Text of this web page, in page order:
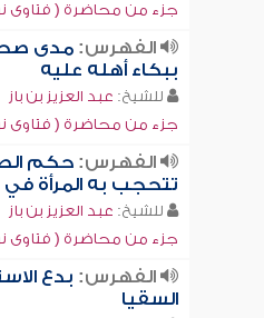
جزء من محاضرة ( فتاوى نور
الفهرس:مدى
ببكاء أهله عليه
للشيخ: عبد العزيز بن باز
جزء من محاضرة ( فتاوى نور
الفهرس:حكم
تتحجب به المرأة في
للشيخ: عبد العزيز بن باز
جزء من محاضرة ( فتاوى نور
الفهرس: بدع
السقيا